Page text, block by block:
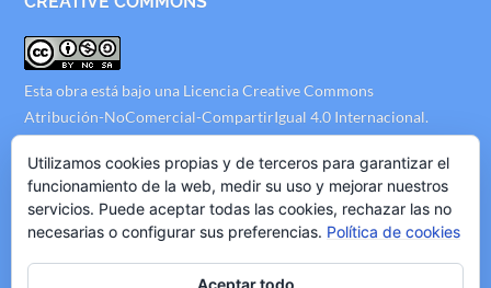
Esta obra está bajo una Licencia Creative Commons
Atribución-NoComercial-CompartirIgual 4.0 Internacional.
AVISO LEGAL
Politica de Privacidad
Politica de Cookies
Politica de Publicidad
Utilizamos cookies propias y de terceros para garantizar el
funcionamiento de la web, medir su uso y mejorar nuestros
servicios. Puede aceptar todas las cookies, rechazar las no
necesarias o configurar sus preferencias. Política de cookies
Aceptar todo